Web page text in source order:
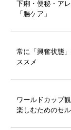
下痢・便秘・ア
「腸ケア」
常に「興奮状態
ススメ
ワールドカップ
楽しむためのセ